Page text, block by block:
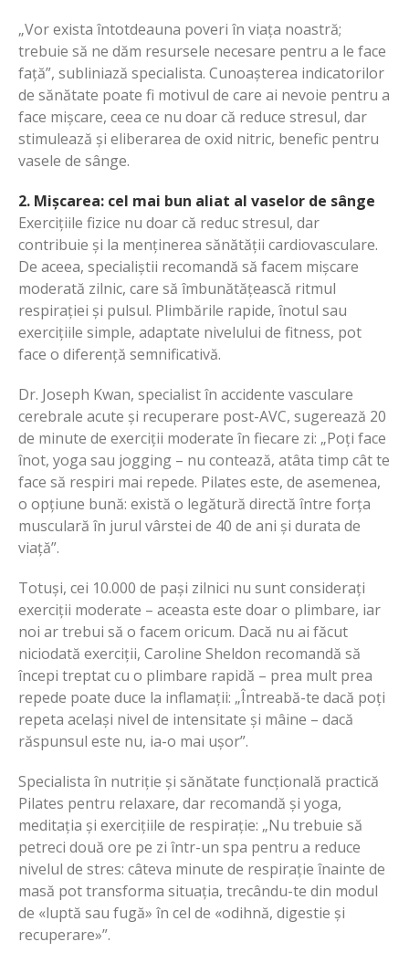
„Vor exista întotdeauna poveri în viața noastră;
trebuie să ne dăm resursele necesare pentru a le face
față”, subliniază specialista. Cunoașterea indicatorilor
de sănătate poate fi motivul de care ai nevoie pentru a
face mișcare, ceea ce nu doar că reduce stresul, dar
stimulează și eliberarea de oxid nitric, benefic pentru
vasele de sânge.
2. Mișcarea: cel mai bun aliat al vaselor de sânge
Exercițiile fizice nu doar că reduc stresul, dar
contribuie și la menținerea sănătății cardiovasculare.
De aceea, specialiștii recomandă să facem mișcare
moderată zilnic, care să îmbunătățească ritmul
respirației și pulsul. Plimbările rapide, înotul sau
exercițiile simple, adaptate nivelului de fitness, pot
face o diferență semnificativă.
Dr. Joseph Kwan, specialist în accidente vasculare
cerebrale acute și recuperare post-AVC, sugerează 20
de minute de exerciții moderate în fiecare zi: „Poți face
înot, yoga sau jogging – nu contează, atâta timp cât te
face să respiri mai repede. Pilates este, de asemenea,
o opțiune bună: există o legătură directă între forța
musculară în jurul vârstei de 40 de ani și durata de
viață”.
Totuși, cei 10.000 de pași zilnici nu sunt considerați
exerciții moderate – aceasta este doar o plimbare, iar
noi ar trebui să o facem oricum. Dacă nu ai făcut
niciodată exerciții, Caroline Sheldon recomandă să
începi treptat cu o plimbare rapidă – prea mult prea
repede poate duce la inflamații: „Întreabă-te dacă poți
repeta același nivel de intensitate și mâine – dacă
răspunsul este nu, ia-o mai ușor”.
Specialista în nutriție și sănătate funcțională practică
Pilates pentru relaxare, dar recomandă și yoga,
meditația și exercițiile de respirație: „Nu trebuie să
petreci două ore pe zi într-un spa pentru a reduce
nivelul de stres: câteva minute de respirație înainte de
masă pot transforma situația, trecându-te din modul
de «luptă sau fugă» în cel de «odihnă, digestie și
recuperare»”.